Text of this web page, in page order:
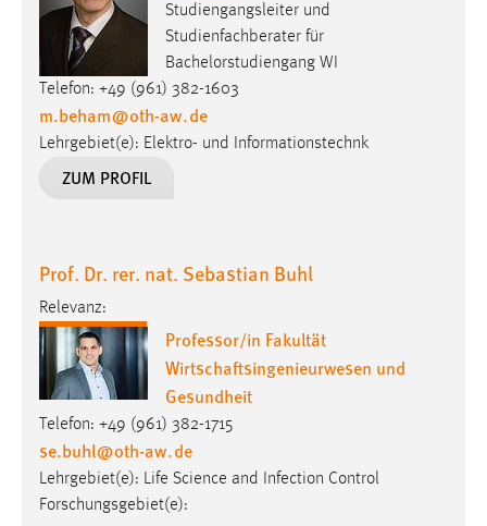
Studiengangsleiter und
Studienfachberater für
Bachelorstudiengang WI
Telefon: +49 (961) 382-1603
m.beham@oth-aw.de
Lehrgebiet(e): Elektro- und Informationstechnk
ZUM PROFIL
Prof. Dr. rer. nat. Sebastian Buhl
Relevanz:
Professor/in Fakultät
Wirtschaftsingenieurwesen und
Gesundheit
Telefon: +49 (961) 382-1715
se.buhl@oth-aw.de
Lehrgebiet(e): Life Science and Infection Control
Forschungsgebiet(e):
Zweck:
Zugriffsstatistik
Cookie Laufzeit:
Max. 13 Monate
MARKETING
Sie tun dies, indem sie Besucher über Websites
hinweg verfolgen.
Google Ads
Name:
_gcl_au
Anbieter:
Google Ireland Limited